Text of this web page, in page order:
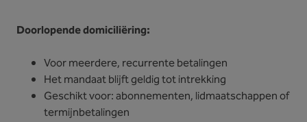
Doorlopende domiciliëring:
Voor meerdere, recurrente betalingen
Het mandaat blijft geldig tot intrekking
Geschikt voor: abonnementen, lidmaatschappen of
termijnbetalingen